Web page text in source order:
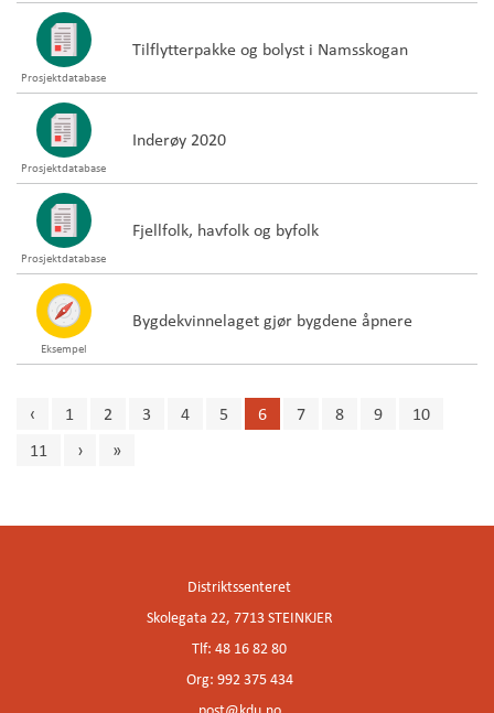
Prosjektdatabase
Tilflytterpakke og bolyst i Namsskogan
Prosjektdatabase
Inderøy 2020
Prosjektdatabase
Fjellfolk, havfolk og byfolk
Eksempel
Bygdekvinnelaget gjør bygdene åpnere
Innleggsnavigasjon
‹ 1 2 3 4 5 6 7 8 9
10
11
› »
Distriktssenteret
Skolegata 22, 7713 STEINKJER
Tlf: 48 16 82 80
Org: 992 375 434